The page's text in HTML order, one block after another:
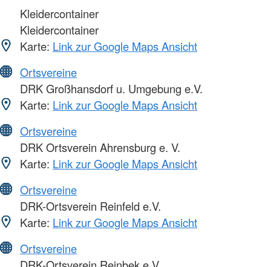
Kleidercontainer
Kleidercontainer
Karte: Link zur Google Maps Ansicht
Ortsvereine
DRK Großhansdorf u. Umgebung e.V.
Karte: Link zur Google Maps Ansicht
Ortsvereine
DRK Ortsverein Ahrensburg e. V.
Karte: Link zur Google Maps Ansicht
Ortsvereine
DRK-Ortsverein Reinfeld e.V.
Karte: Link zur Google Maps Ansicht
Ortsvereine